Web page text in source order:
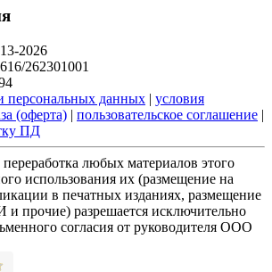
2026
262301001
персональных данных | условия
(оферта) | пользовательское соглашение |
ПД
любых материалов этого
использования их (размещение на
в печатных изданиях, размещение
прочие) разрешается исключительно
согласия от руководителя ООО